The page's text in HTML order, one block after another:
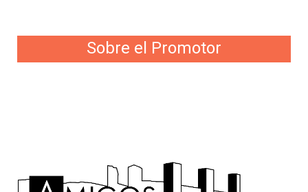
Sobre el Promotor